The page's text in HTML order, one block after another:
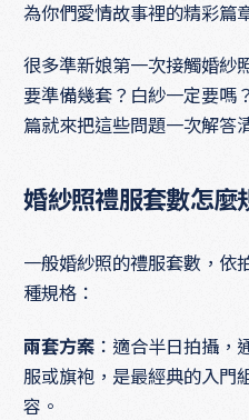
為你們愛情故事裡的精彩篇
很多準新娘第一次接觸婚紗
要準備幾套？白紗一定要嗎
篇就來把這些問題一次解答
婚紗照禮服套數怎麼
一般婚紗照的禮服套數，依
種規格：
兩套方案 ：適合半日拍攝，
服或旗袍，是最經典的入門
容。